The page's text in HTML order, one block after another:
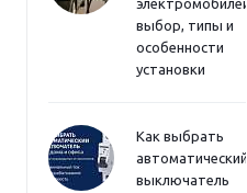
электромобилей:
выбор, типы и
особенности
установки
Как выбрать
автоматический
выключатель